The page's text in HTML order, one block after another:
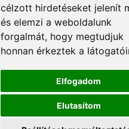
célzott hirdetéseket jelenít
és elemzi a weboldalunk
forgalmát, hogy megtudjuk
honnan érkeztek a
Elfogadom
Elutasítom
Á.SZ.F.
Impresszum
Adatkezelési tájékoztató